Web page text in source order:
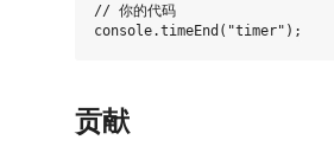
// 你的代码
贡献